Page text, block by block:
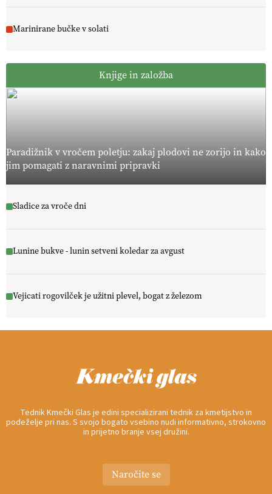
Marinirane bučke v solati
Knjige in založba
Paradižnik v vročem poletju: zakaj plodovi ne zorijo in kako
jim pomagati z naravnimi pripravki
Sladice za vroče dni
Lunine bukve - lunin setveni koledar za avgust
Vejicati rogovilček je užitni plevel, bogat z železom
Tednik Kmečki Glas je edini specializirani tednik za kmetijstvo in
podeželje pri nas. S svojo bogato vsebino nudi informativno, strokovno
in prijetno branje vsej družini.
Naročite se